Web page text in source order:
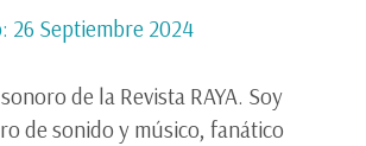
26 Septiembre 2024
de la Revista RAYA. Soy
de sonido y músico, fanático